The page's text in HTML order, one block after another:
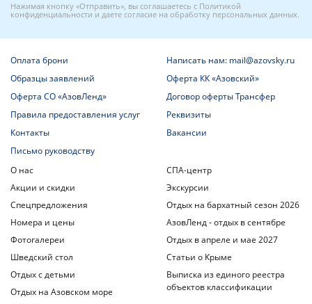
Нажимая кнопку «Отправить», вы соглашаетесь с Политикой
конфиденциальности и даете согласие на обработку персональных данных.
Оплата брони
Написать нам: mail@azovsky.ru
Образцы заявлений
Оферта КК «Азовский»
Оферта СО «АзовЛенд»
Договор оферты Трансфер
Правила предоставления услуг
Реквизиты
Контакты
Вакансии
Письмо руководству
О нас
Акции и скидки
Спецпредложения
Номера и цены
Фотогалереи
Шведский стол
Отдых с детьми
Отдых на Азовском море
СПА-центр
Экскурсии
Отдых на бархатный сезон 2026
АзовЛенд - отдых в сентябре
Отдых в апреле и мае 2027
Статьи о Крыме
Выписка из единого реестра
объектов классификации